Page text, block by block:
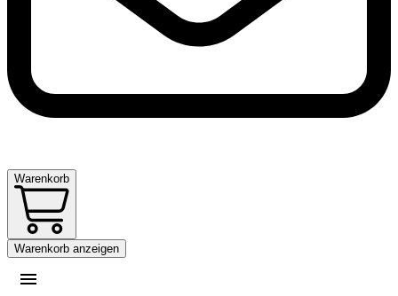
Warenkorb
Warenkorb anzeigen